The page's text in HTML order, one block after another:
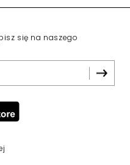
się na naszego